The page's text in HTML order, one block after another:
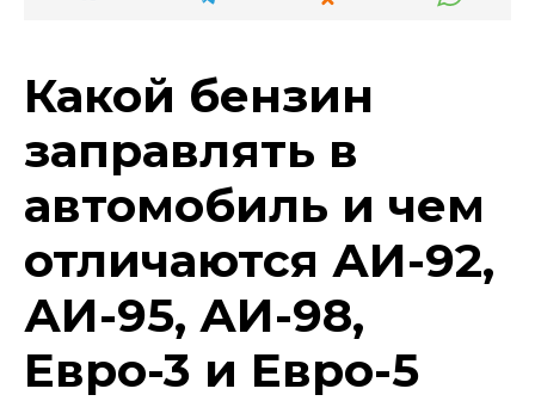
Какой бензин
заправлять в
автомобиль и чем
отличаются АИ-92,
АИ-95, АИ-98,
Евро-3 и Евро-5